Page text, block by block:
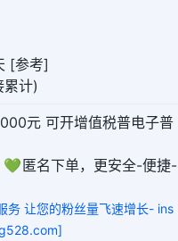
[参考]
计)
元 可开增值税普电子普
匿名下单，更安全-便捷-
务 让您的粉丝量飞速增长- ins